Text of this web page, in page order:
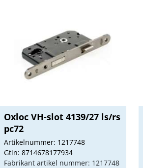
Oxloc VH-slot 4139/27 ls/rs
pc72
Artikelnummer: 1217748
Gtin: 8714678177934
Fabrikant artikel nummer: 1217748